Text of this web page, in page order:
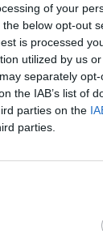
of your
below opt-out
is processed
utilized by us
separately
the IAB’s list of
parties on the
parties.
с